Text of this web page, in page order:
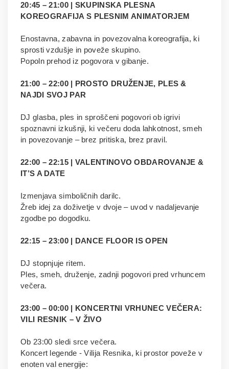
20:45 – 21:00 | SKUPINSKA PLESNA
KOREOGRAFIJA S PLESNIM ANIMATORJEM
Enostavna, zabavna in povezovalna koreografija, ki
sprosti vzdušje in poveže skupino.
Popoln prehod iz pogovora v gibanje.
21:00 – 22:00 | PROSTO DRUŽENJE, PLES &
NAJDI SVOJ PAR
DJ glasba, ples in sproščeni pogovori ob igrivi
spoznavni izkušnji, ki večeru doda lahkotnost, smeh
in povezovanje – brez pritiska, brez pravil.
22:00 – 22:15 | VALENTINOVO OBDAROVANJE &
IT’S A DATE
Izmenjava simboličnih darilc.
Žreb idej za doživetje v dvoje – uvod v nadaljevanje
zgodbe po dogodku.
22:15 – 23:00 | DANCE FLOOR IS OPEN
DJ stopnjuje ritem.
Ples, smeh, druženje, zadnji pogovori pred vrhuncem
večera.
23:00 – 00:00 | KONCERTNI VRHUNEC VEČERA:
VILI RESNIK – V ŽIVO
Ob 23:00 sledi srce večera.
Koncert legende - Vilija Resnika, ki prostor poveže v
enoten val energije: